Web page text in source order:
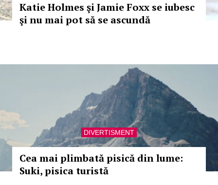
Katie Holmes şi Jamie Foxx se iubesc
şi nu mai pot să se ascundă
DIVERTISMENT
Cea mai plimbată pisică din lume:
Suki, pisica turistă